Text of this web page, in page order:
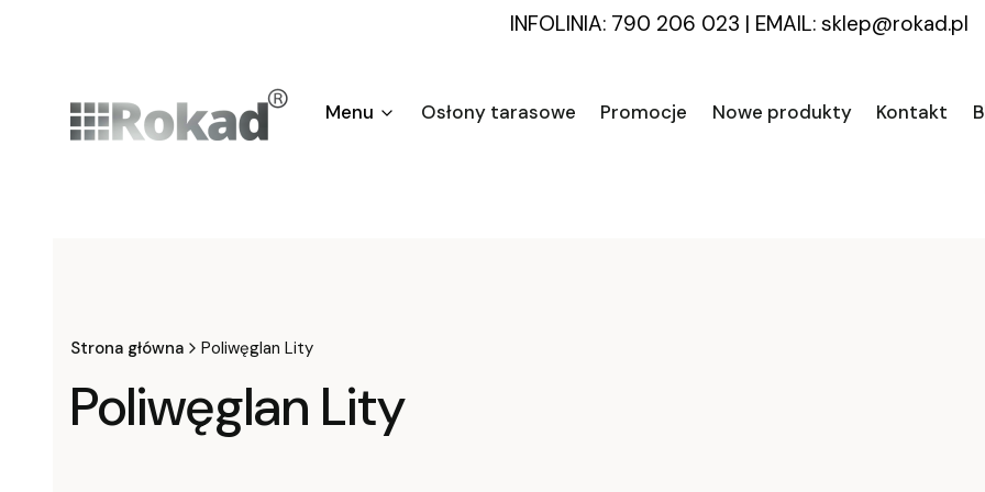
INFOLINIA: 790 206 023 | EMAIL: sklep@rokad.pl
Menu Osłony tarasowe Promocje Nowe produkty Kontakt
Strona główna Poliwęglan Lity
Poliwęglan Lity